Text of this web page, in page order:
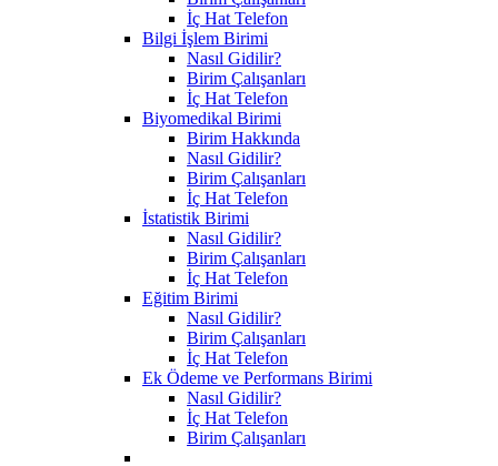
İç Hat Telefon
Bilgi İşlem Birimi
Nasıl Gidilir?
Birim Çalışanları
İç Hat Telefon
Biyomedikal Birimi
Birim Hakkında
Nasıl Gidilir?
Birim Çalışanları
İç Hat Telefon
İstatistik Birimi
Nasıl Gidilir?
Birim Çalışanları
İç Hat Telefon
Eğitim Birimi
Nasıl Gidilir?
Birim Çalışanları
İç Hat Telefon
Ek Ödeme ve Performans Birimi
Nasıl Gidilir?
İç Hat Telefon
Birim Çalışanları